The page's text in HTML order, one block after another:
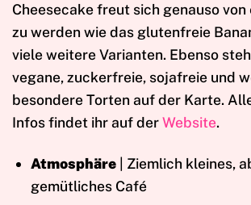
Cheesecake freut sich genauso
zu werden wie das glutenfreie
viele weitere Varianten. Ebenso
vegane, zuckerfreie, sojafreie und
besondere Torten auf der Karte.
Infos findet ihr auf derWebsite.
Atmosphäre| Ziemlich kleines,
gemütliches Café